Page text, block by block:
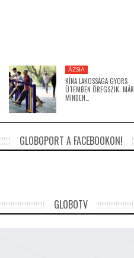
ÁZSIA
KÍNA LAKOSSÁGA GYORS
ÜTEMBEN ÖREGSZIK: MÁR
MINDEN…
GLOBOPORT A FACEBOOKON!
GLOBOTV